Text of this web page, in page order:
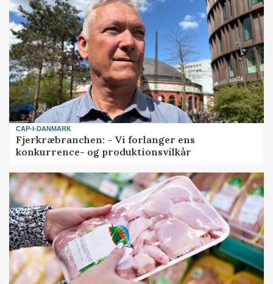
CAP-I-DANMARK
Fjerkræbranchen: - Vi forlanger ens
konkurrence- og produktionsvilkår